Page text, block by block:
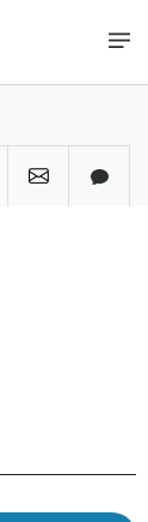
메일 카카
공유